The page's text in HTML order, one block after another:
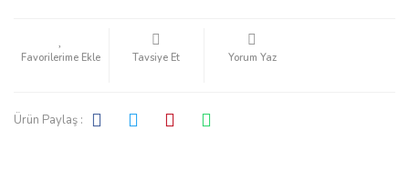
Tavsiye Et Yorum Yaz
Ürün Paylaş :